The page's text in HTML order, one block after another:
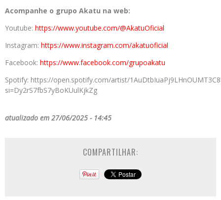
Acompanhe o grupo Akatu na web:
Youtube: https://www.youtube.com/@AkatuOficial
Instagram: https://www.instagram.com/akatuoficial
Facebook: https://www.facebook.com/grupoakatu
Spotify: https://open.spotify.com/artist/
si=Dy2rS7fbS7yBoKUulKjkZg
atualizado em 27/06/2025 - 14:45
COMPARTILHAR: